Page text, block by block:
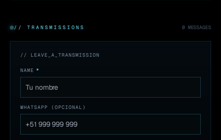
// TRANSMISSIONS 0 MESSAGES
// LEAVE_A_TRANSMISSION
NAME *
WHATSAPP (OPCIONAL)